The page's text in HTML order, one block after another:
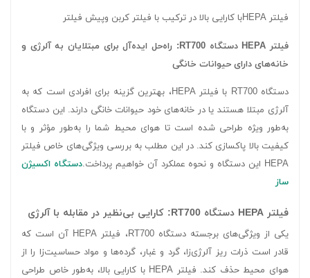
فیلتر HEPAبا کارایی بالا در ترکیب با فیلتر کربن وپیش فیلتر
فیلتر HEPA دستگاه RT700: راه‌حل ایده‌آل برای مبتلایان به آلرژی و
خانه‌های دارای حیوانات خانگی
دستگاه RT700 با فیلتر HEPA، بهترین گزینه برای افرادی است که به
آلرژی مبتلا هستند یا در خانه‌های خود حیوانات خانگی دارند. این دستگاه
به‌طور ویژه طراحی شده است تا هوای محیط شما را به‌طور مؤثر و با
کیفیت بالا پاکسازی کند. در این مطلب به بررسی ویژگی‌های خاص فیلتر
HEPA این دستگاه و نحوه عملکرد آن خواهیم پرداخت.
دستگاه اکسیژن
ساز
فیلتر HEPA دستگاه RT700: کارایی بی‌نظیر در مقابله با آلرژی
یکی از ویژگی‌های برجسته دستگاه RT700، فیلتر HEPA آن است که
قادر است ذرات ریز آلرژی‌زا، گرد و غبار، گرده‌ها و مواد حساسیت‌زا را از
هوای محیط حذف کند. فیلتر HEPA با کارایی بالا، به‌طور خاص طراحی